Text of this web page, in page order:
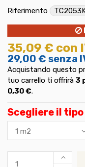
Riferimento
35,09 € con
29,00 € senza
Acquistando questo
tuo carrello ti offrirà 3
0,30 €.
Scegliere il